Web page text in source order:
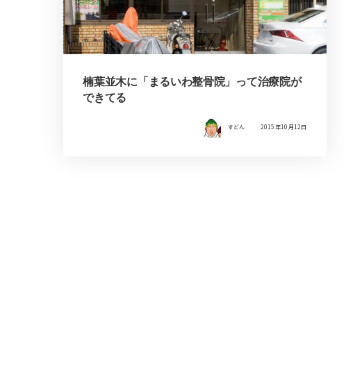
楠葉並木に「まるいわ整骨院」って治療院が
できてる
すどん 2015年10月12日